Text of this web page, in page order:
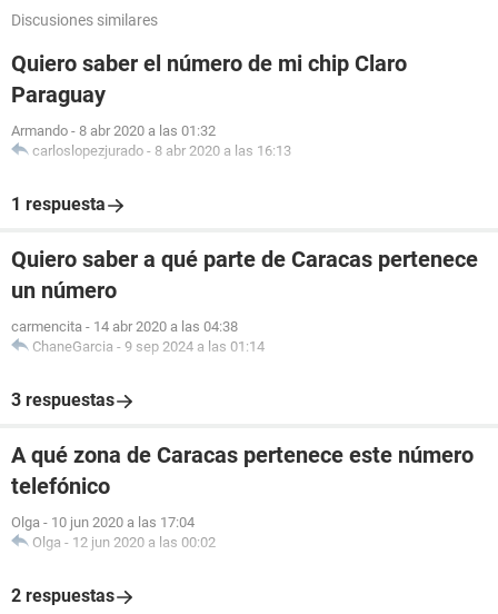
Discusiones similares
Quiero saber el número de mi chip Claro
Paraguay
Armando - 8 abr 2020 a las 01:32
carloslopezjurado - 8 abr 2020 a las 16:13
1 respuesta
Quiero saber a qué parte de Caracas pertenece
un número
carmencita - 14 abr 2020 a las 04:38
ChaneGarcia - 9 sep 2024 a las 01:14
3 respuestas
A qué zona de Caracas pertenece este número
telefónico
Olga - 10 jun 2020 a las 17:04
Olga - 12 jun 2020 a las 00:02
2 respuestas